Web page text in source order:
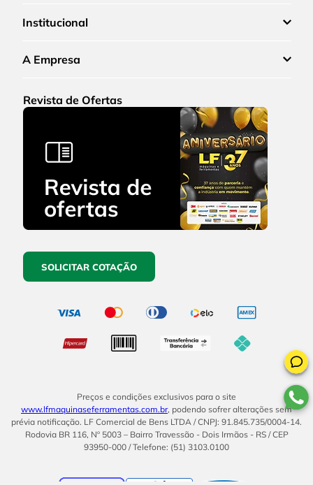
Institucional
A Empresa
Revista de Ofertas
SOLICITAR COTAÇÃO
Preços e condições exclusivos para o site
www.lfmaquinaseferramentas.com.br, podendo sofrer alterações sem
prévia notificação. LF Comercial de Bens LTDA / CNPJ: 91.845.735/0004-14.
Rodovia BR 116, Nº 5003 – Bairro Travessão - Dois Irmãos - RS / CEP
93950-000 / Telefone: (51) 3103.0100